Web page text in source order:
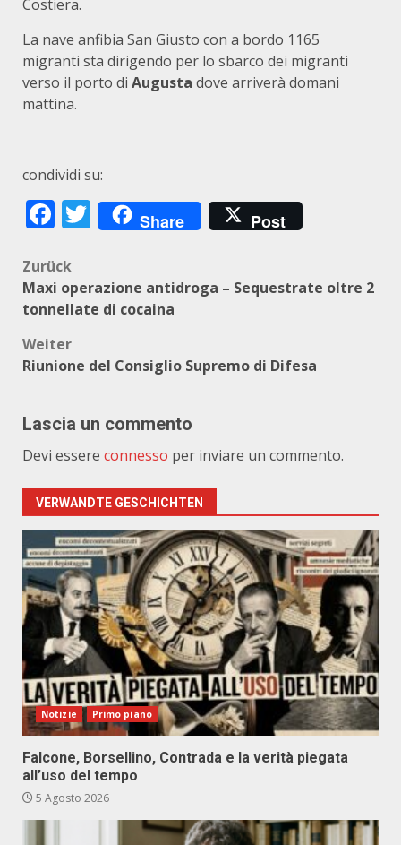
Costiera.
La nave anfibia San Giusto con a bordo 1165
migranti sta dirigendo per lo sbarco dei migranti
verso il porto di Augusta dove arriverà domani
mattina.
condividi su:
Facebook
Twitter
Share Post
Beitragsnavigation
Zurück
Maxi operazione antidroga – Sequestrate oltre 2
tonnellate di cocaina
Weiter
Riunione del Consiglio Supremo di Difesa
Lascia un commento
Devi essere connesso per inviare un commento.
VERWANDTE GESCHICHTEN
Notizie Primo piano
Falcone, Borsellino, Contrada e la verità piegata
all’uso del tempo
5 Agosto 2026